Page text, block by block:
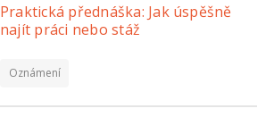
Praktická přednáška: Jak úspěšně
najít práci nebo stáž
Oznámení